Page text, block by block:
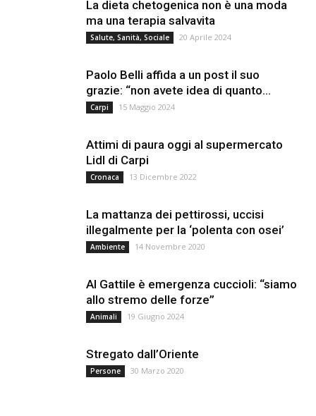
La dieta chetogenica non è una moda
ma una terapia salvavita
Salute, Sanità, Sociale 20 Aprile 2024
Paolo Belli affida a un post il suo
grazie: “non avete idea di quanto...
Carpi 15 Maggio 2024
Attimi di paura oggi al supermercato
Lidl di Carpi
Cronaca 13 Dicembre 2022
La mattanza dei pettirossi, uccisi
illegalmente per la ‘polenta con osei’
Ambiente 14 Novembre 2020
Al Gattile è emergenza cuccioli: “siamo
allo stremo delle forze”
Animali 19 Giugno 2024
Stregato dall’Oriente
Persone 30 Marzo 2020